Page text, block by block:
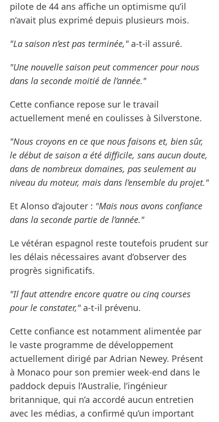
pilote de 44 ans affiche un optimisme qu’il
n’avait plus exprimé depuis plusieurs mois.
"La saison n’est pas terminée,"a-t-il assuré.
"Une nouvelle saison peut commencer pour nous
dans la seconde moitié de l’année."
Cette confiance repose sur le travail
actuellement mené en coulisses à Silverstone.
"Nous croyons en ce que nous faisons et, bien sûr,
le début de saison a été difficile, sans aucun doute,
dans de nombreux domaines, pas seulement au
niveau du moteur, mais dans l’ensemble du projet."
Et Alonso d’ajouter : "Mais nous avons confiance
dans la seconde partie de l’année."
Le vétéran espagnol reste toutefois prudent sur
les délais nécessaires avant d’observer des
progrès significatifs.
"Il faut attendre encore quatre ou cinq courses
pour le constater,"a-t-il prévenu.
Cette confiance est notamment alimentée par
le vaste programme de développement
actuellement dirigé par Adrian Newey. Présent
à Monaco pour son premier week-end dans le
paddock depuis l’Australie, l’ingénieur
britannique, qui n’a accordé aucun entretien
avec les médias, a confirmé qu’un important